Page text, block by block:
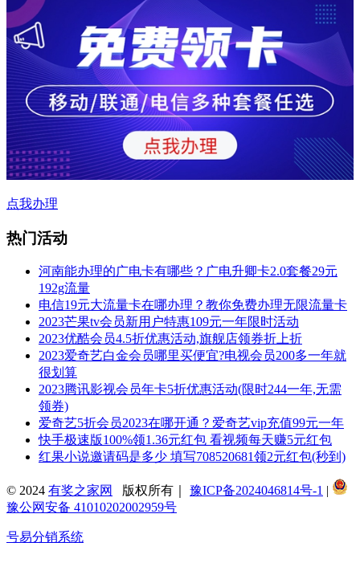
点我办理
热门活动
河南能办理的广电卡有哪些？广电升卿卡2.0套餐29元
192g流量
电信19元大流量卡在哪办理？教你免费办理无限流量卡
2023芒果tv会员新用户特惠109元一年限时活动
2023优酷会员4.5折优惠活动,旗舰店领券折上折
2023爱奇艺白金会员哪里买便宜?电视会员200多一年就
很划算
2023腾讯影视会员年卡5折优惠活动(限时244一年,无需
领券)
爱奇艺5折会员2023在哪开通？爱奇艺vip充值99元一年
快手极速版100%领1.36元红包 看视频每天赚5元红包
红果小说邀请码是多少 填写708520681领2元红包(秒到)
© 2024 有奖之家网 版权所有｜ 豫ICP备2024046814号-1 |
豫公网安备 41010202002959号
号易分销系统